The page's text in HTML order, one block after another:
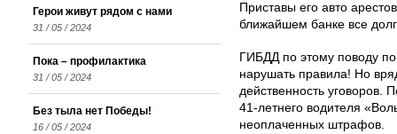
Приставы его авто
ближайшем банке все
ГИБДД по этому поводу
нарушать правила! Но
действенность уговоров.
41-летнего водителя
неоплаченных штрафов.
Герои живут рядом с нами
31 / 05 / 2024
Пока – профилактика
31 / 05 / 2024
Без тыла нет Победы!
16 / 05 / 2024